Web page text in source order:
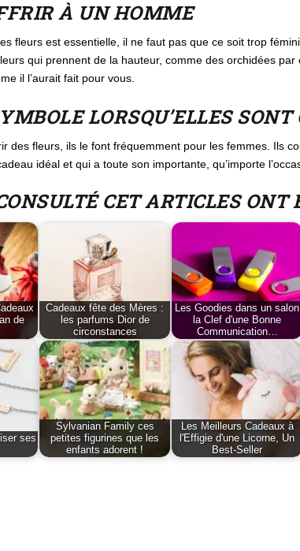
À UN HOMME
fleurs est essentielle, il ne faut pas que ce soit trop
qui prennent de la hauteur, comme des orchidées
il l’aurait fait pour vous.
LORSQU’ELLES SONT
des fleurs, ils le font fréquemment pour les femmes. Ils
idéal et qui a toute son importante, qu’importe
CET ARTICLES ONT
de
Cadeaux fête des Mères :
les parfums Dior de
circonstances
Les Goodies dans un salon
la Clef d'une Bonne
Communication…
ses
Sylvanian Family ces
petites figurines que les
enfants adorent !
Les Meilleurs Cadeaux à
l'Effigie d'une Licorne, Un
Best-Seller